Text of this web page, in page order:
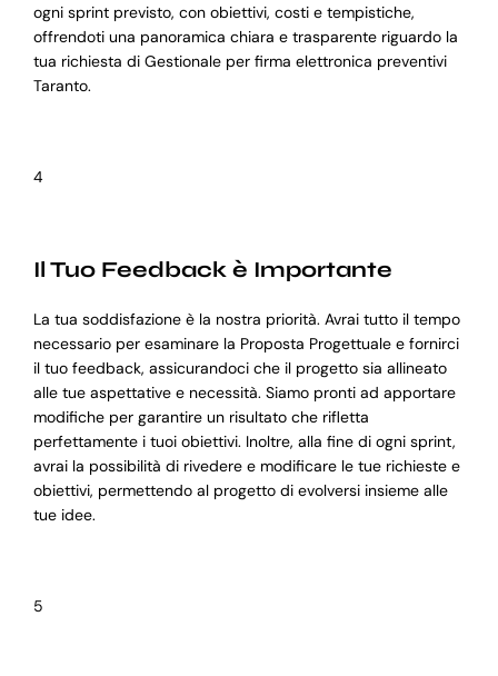
ogni sprint previsto, con obiettivi, costi e tempistiche,
offrendoti una panoramica chiara e trasparente riguardo la
tua richiesta di Gestionale per firma elettronica preventivi
Taranto.
4
Il Tuo Feedback è Importante
La tua soddisfazione è la nostra priorità. Avrai tutto il tempo
necessario per esaminare la Proposta Progettuale e fornirci
il tuo feedback, assicurandoci che il progetto sia allineato
alle tue aspettative e necessità. Siamo pronti ad apportare
modifiche per garantire un risultato che rifletta
perfettamente i tuoi obiettivi. Inoltre, alla fine di ogni sprint,
avrai la possibilità di rivedere e modificare le tue richieste e
obiettivi, permettendo al progetto di evolversi insieme alle
tue idee.
5